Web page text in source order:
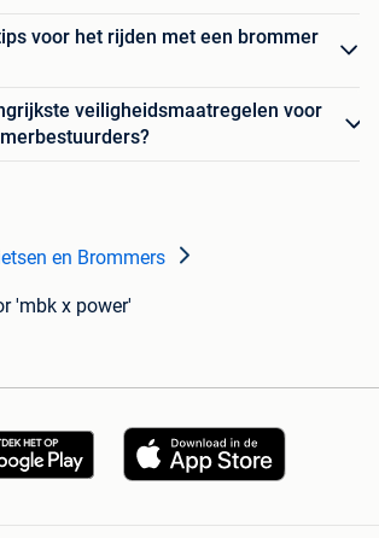
voor het rijden met een brommer
veiligheidsmaatregelen voor
en Brommers
'mbk x power'